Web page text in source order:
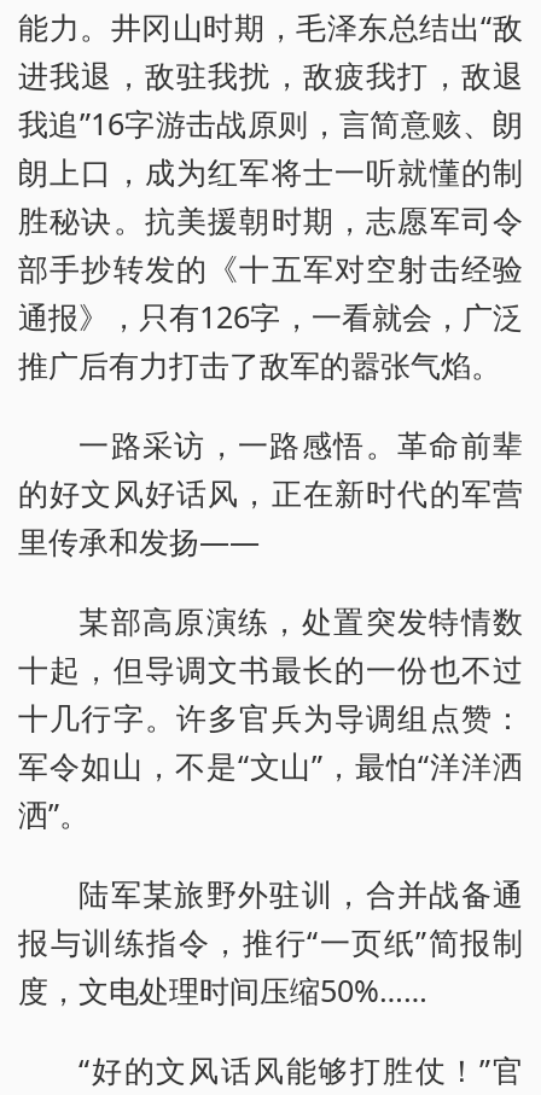
能力。井冈山时期，毛泽东总结出“敌
进我退，敌驻我扰，敌疲我打，敌退
我追”16字游击战原则，言简意赅、朗
朗上口，成为红军将士一听就懂的制
胜秘诀。抗美援朝时期，志愿军司令
部手抄转发的《十五军对空射击经验
通报》，只有126字，一看就会，广泛
推广后有力打击了敌军的嚣张气焰。
一路采访，一路感悟。革命前辈
的好文风好话风，正在新时代的军营
里传承和发扬——
某部高原演练，处置突发特情数
十起，但导调文书最长的一份也不过
十几行字。许多官兵为导调组点赞：
军令如山，不是“文山”，最怕“洋洋洒
洒”。
陆军某旅野外驻训，合并战备通
报与训练指令，推行“一页纸”简报制
度，文电处理时间压缩50%……
“好的文风话风能够打胜仗！”官